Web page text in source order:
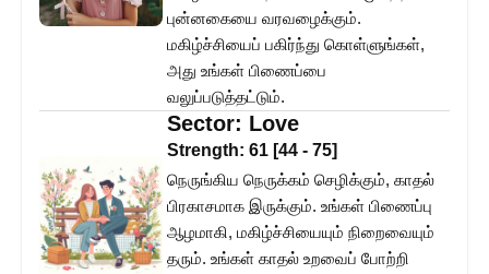
புன்னகையை வரவழைக்கும்.
மகிழ்ச்சியைப் பகிர்ந்து கொள்ளுங்கள்,
அது உங்கள் பிணைப்பை
வலுப்படுத்தட்டும்.
Sector: Love
Strength: 61 [44 - 75]
நெருங்கிய நெருக்கம் செழிக்கும், காதல்
பிரகாசமாக இருக்கும். உங்கள் பிணைப்பு
ஆழமாகி, மகிழ்ச்சியையும் நிறைவையும்
தரும். உங்கள் காதல் உறவைப் போற்றி